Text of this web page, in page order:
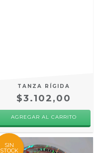
TANZA RÍGIDA
$3.102,00
AGREGAR AL CARRITO
SIN
STOCK